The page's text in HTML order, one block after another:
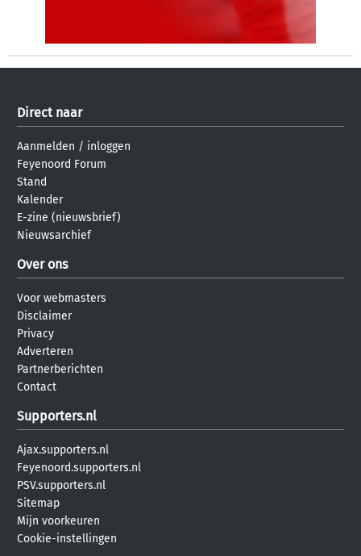
Direct naar
Aanmelden / inloggen
Feyenoord Forum
Stand
Kalender
E-zine (nieuwsbrief)
Nieuwsarchief
Over ons
Voor webmasters
Disclaimer
Privacy
Adverteren
Partnerberichten
Contact
Supporters.nl
Ajax.supporters.nl
Feyenoord.supporters.nl
PSV.supporters.nl
Sitemap
Mijn voorkeuren
Cookie-instellingen